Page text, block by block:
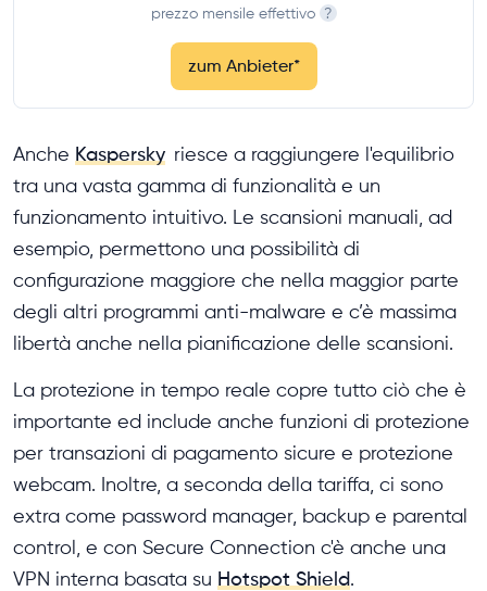
prezzo mensile effettivo ?
zum Anbieter*
Anche Kaspersky riesce a raggiungere l'equilibrio
tra una vasta gamma di funzionalità e un
funzionamento intuitivo. Le scansioni manuali, ad
esempio, permettono una possibilità di
configurazione maggiore che nella maggior parte
degli altri programmi anti-malware e c’è massima
libertà anche nella pianificazione delle scansioni.
La protezione in tempo reale copre tutto ciò che è
importante ed include anche funzioni di protezione
per transazioni di pagamento sicure e protezione
webcam. Inoltre, a seconda della tariffa, ci sono
extra come password manager, backup e parental
control, e con Secure Connection c'è anche una
VPN interna basata su Hotspot Shield.